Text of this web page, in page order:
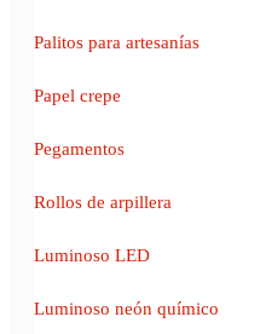
Palitos para artesanías
Papel crepe
Pegamentos
Rollos de arpillera
Luminoso LED
Luminoso neón químico